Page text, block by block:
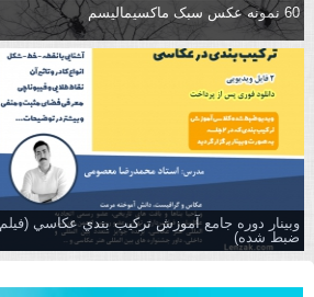
60 نمونه عکس سبک ماکسیمالیسم
وبینار دوره جامع آموزش تركيب بندي عكاسي (فیلم
ضبط شده)